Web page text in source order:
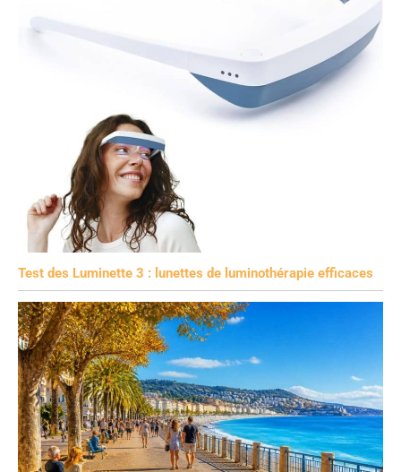
Test des Luminette 3 : lunettes de luminothérapie efficaces